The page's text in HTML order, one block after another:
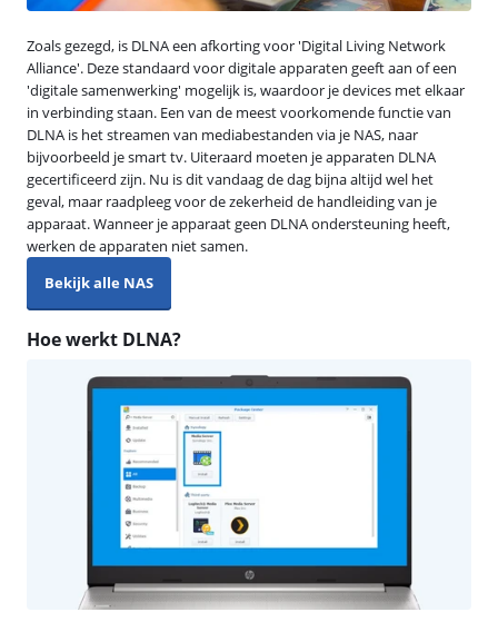
Zoals gezegd, is DLNA een afkorting voor 'Digital Living Network
Alliance'. Deze standaard voor digitale apparaten geeft aan of een
'digitale samenwerking' mogelijk is, waardoor je devices met elkaar
in verbinding staan. Een van de meest voorkomende functie van
DLNA is het streamen van mediabestanden via je NAS, naar
bijvoorbeeld je smart tv. Uiteraard moeten je apparaten DLNA
gecertificeerd zijn. Nu is dit vandaag de dag bijna altijd wel het
geval, maar raadpleeg voor de zekerheid de handleiding van je
apparaat. Wanneer je apparaat geen DLNA ondersteuning heeft,
werken de apparaten niet samen.
Bekijk alle NAS
Hoe werkt DLNA?